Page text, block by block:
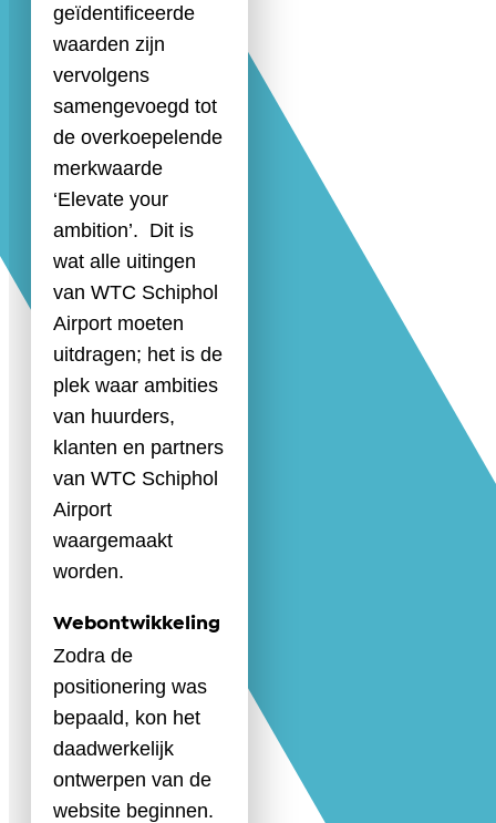
geïdentificeerde
waarden zijn
vervolgens
samengevoegd tot
de overkoepelende
merkwaarde
‘Elevate your
ambition’. Dit is
wat alle uitingen
van WTC Schiphol
Airport moeten
uitdragen; het is de
plek waar ambities
van huurders,
klanten en partners
van WTC Schiphol
Airport
waargemaakt
worden.
Webontwikkeling
Zodra de
positionering was
bepaald, kon het
daadwerkelijk
ontwerpen van de
website beginnen.